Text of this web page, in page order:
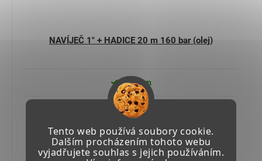
Tento web používá soubory cookie.
Dalším procházením tohoto webu
vyjadřujete souhlas s jejich používáním.
NAVÍJEČ 1" + HADICE 20 m 160 bar (olej)
Skladem
34 057,87 Kč včetně DPH
28 147 Kč